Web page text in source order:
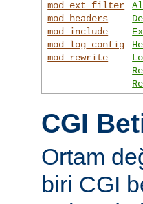
mod_ext_filter
mod_headers
mod_include
mod_log_config
mod_rewrite
CGI
Ortam
biri CGI